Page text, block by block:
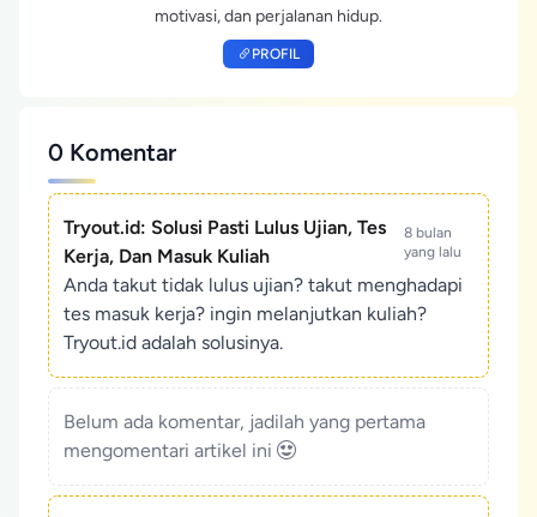
motivasi, dan perjalanan hidup.
PROFIL
0 Komentar
Tryout.id: Solusi Pasti Lulus Ujian, Tes
Kerja, Dan Masuk Kuliah
8 bulan
yang lalu
Anda takut tidak lulus ujian? takut menghadapi
tes masuk kerja? ingin melanjutkan kuliah?
Tryout.id adalah solusinya.
Belum ada komentar, jadilah yang pertama
mengomentari artikel ini